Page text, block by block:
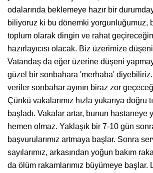
odalarında beklemeye hazır bir
biliyoruz ki bu dönemki yorgunluğumuz,
toplum olarak dingin ve rahat
hazırlayıcısı olacak. Biz üzerimize
Vatandaş da eğer üzerine düşeni
güzel bir sonbahara 'merhaba'
veriler sonbahar ayının biraz zor
Çünkü vakalarımız hızla yukarıya doğru
başladı. Vakalar artar, bunun hastaneye
hemen olmaz. Yaklaşık bir 7-10 gün
başvurularımız artmaya başlar. Sonra
sayılarımız, arkasından yoğun bakım
da ölüm rakamlarımız büyümeye başlar.